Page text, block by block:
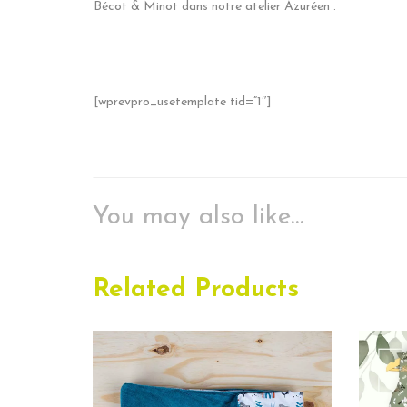
Bécot & Minot dans notre atelier Azuréen .
[wprevpro_usetemplate tid=”1″]
You may also like…
Related Products